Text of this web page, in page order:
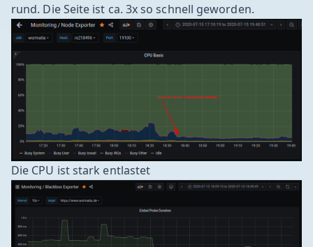
rund. Die Seite ist ca. 3x so schnell geworden.
Die CPU ist stark entlastet